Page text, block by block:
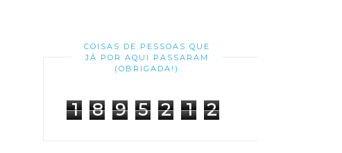
COISAS DE PESSOAS QUE
JÁ POR AQUI PASSARAM
(OBRIGADA!)
1 8 9 5 2 1 2